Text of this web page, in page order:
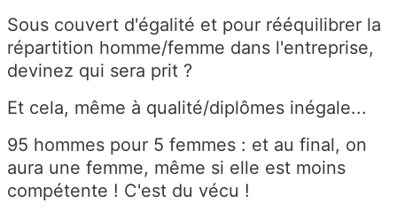
Sous couvert d'égalité et pour rééquilibrer la
répartition homme/femme dans l'entreprise,
devinez qui sera prit ?
Et cela, même à qualité/diplômes inégale...
95 hommes pour 5 femmes : et au final, on
aura une femme, même si elle est moins
compétente ! C'est du vécu !